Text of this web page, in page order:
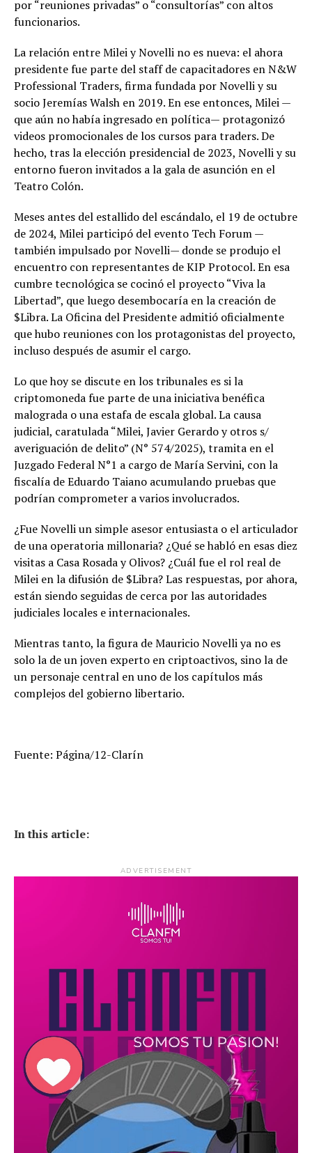
por “reuniones privadas” o “consultorías” con altos
funcionarios.
La relación entre Milei y Novelli no es nueva: el ahora
presidente fue parte del staff de capacitadores en N&W
Professional Traders, firma fundada por Novelli y su
socio Jeremías Walsh en 2019. En ese entonces, Milei —
que aún no había ingresado en política— protagonizó
videos promocionales de los cursos para traders. De
hecho, tras la elección presidencial de 2023, Novelli y su
entorno fueron invitados a la gala de asunción en el
Teatro Colón.
Meses antes del estallido del escándalo, el 19 de octubre
de 2024, Milei participó del evento Tech Forum —
también impulsado por Novelli— donde se produjo el
encuentro con representantes de KIP Protocol. En esa
cumbre tecnológica se cocinó el proyecto “Viva la
Libertad”, que luego desembocaría en la creación de
$Libra. La Oficina del Presidente admitió oficialmente
que hubo reuniones con los protagonistas del proyecto,
incluso después de asumir el cargo.
Lo que hoy se discute en los tribunales es si la
criptomoneda fue parte de una iniciativa benéfica
malograda o una estafa de escala global. La causa
judicial, caratulada “Milei, Javier Gerardo y otros s/
averiguación de delito” (N° 574/2025), tramita en el
Juzgado Federal N°1 a cargo de María Servini, con la
fiscalía de Eduardo Taiano acumulando pruebas que
podrían comprometer a varios involucrados.
¿Fue Novelli un simple asesor entusiasta o el articulador
de una operatoria millonaria? ¿Qué se habló en esas diez
visitas a Casa Rosada y Olivos? ¿Cuál fue el rol real de
Milei en la difusión de $Libra? Las respuestas, por ahora,
están siendo seguidas de cerca por las autoridades
judiciales locales e internacionales.
Mientras tanto, la figura de Mauricio Novelli ya no es
solo la de un joven experto en criptoactivos, sino la de
un personaje central en uno de los capítulos más
complejos del gobierno libertario.
Fuente: Página/12-Clarín
In this article:
ADVERTISEMENT